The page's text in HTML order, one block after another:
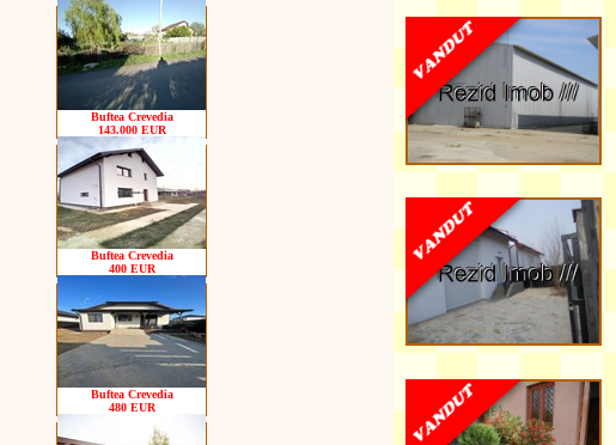
Buftea Crevedia
143.000 EUR
Buftea Crevedia
400 EUR
Buftea Crevedia
480 EUR